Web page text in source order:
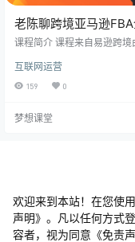
老陈聊跨境亚马逊
运营线下VIP实操孵化
Amazon小白晋级为
大神。
课程简介 课程来自易逊跨境
下VIP实操孵化营.7年跨境电
经验的实干派，以丰富的创
的，而是做出来的。我们的
铺案例实操运营参与+…
互联网运营
159 0
梦想课堂
欢迎来到本站！在您使
声明》。凡以任何方式
容者，视为同意《免责声